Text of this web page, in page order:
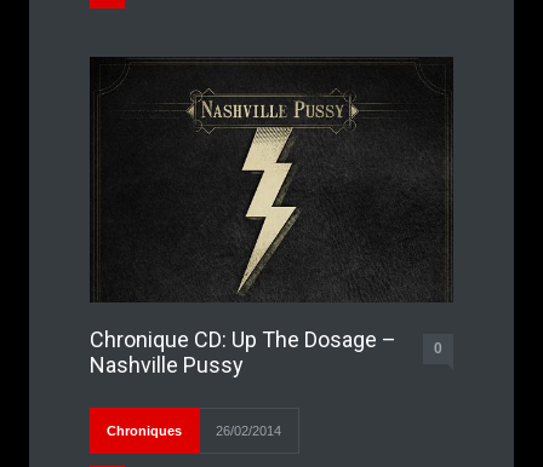
Chronique CD: Up The Dosage –
Nashville Pussy
0
Chroniques 26/02/2014